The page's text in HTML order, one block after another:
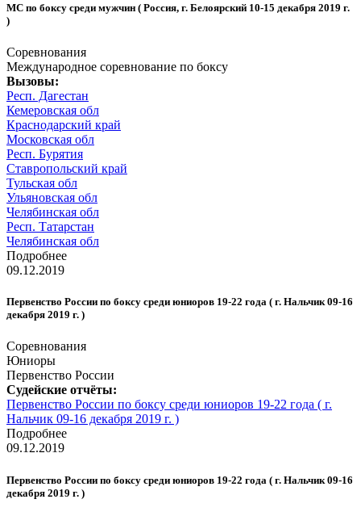
МС по боксу среди мужчин ( Россия, г. Белоярский 10-15 декабря 2019 г.
)
Соревнования
Международное соревнование по боксу
Вызовы:
Респ. Дагестан
Кемеровская обл
Краснодарский край
Московская обл
Респ. Бурятия
Ставропольский край
Тульская обл
Ульяновская обл
Челябинская обл
Респ. Татарстан
Челябинская обл
Подробнее
09.12.2019
Первенство России по боксу среди юниоров 19-22 года ( г. Нальчик 09-16
декабря 2019 г. )
Соревнования
Юниоры
Первенство России
Судейские отчёты:
Первенство России по боксу среди юниоров 19-22 года ( г.
Нальчик 09-16 декабря 2019 г. )
Подробнее
09.12.2019
Первенство России по боксу среди юниоров 19-22 года ( г. Нальчик 09-16
декабря 2019 г. )